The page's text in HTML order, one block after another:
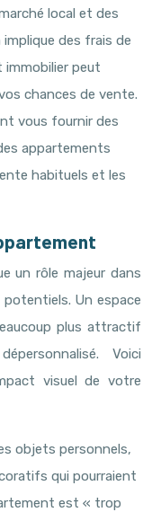
local et des
des frais de
immobilier peut
chances de vente.
vous fournir des
appartements
habituels et les
un rôle majeur dans
potentiels. Un espace
plus attractif
Voici
visuel de votre
objets personnels,
qui pourraient
est « trop